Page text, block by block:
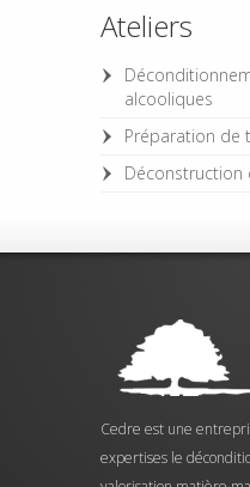
Ateliers
alcooliques
Préparation de
Déconstruction
Cedre est une
expertises le